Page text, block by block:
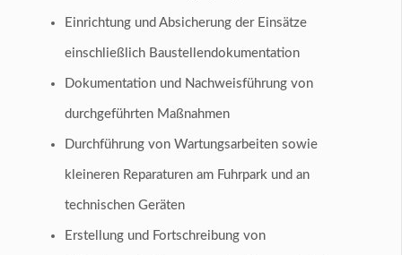
Einrichtung und Absicherung der Einsätze
einschließlich Baustellendokumentation
Dokumentation und Nachweisführung von
durchgeführten Maßnahmen
Durchführung von Wartungsarbeiten sowie
kleineren Reparaturen am Fuhrpark und an
technischen Geräten
Erstellung und Fortschreibung von